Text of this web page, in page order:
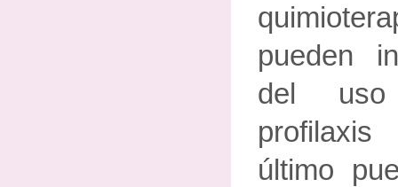
pueden
del uso
último